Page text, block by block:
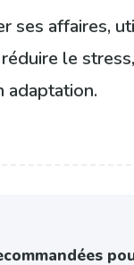
ses affaires,
le
adaptation.